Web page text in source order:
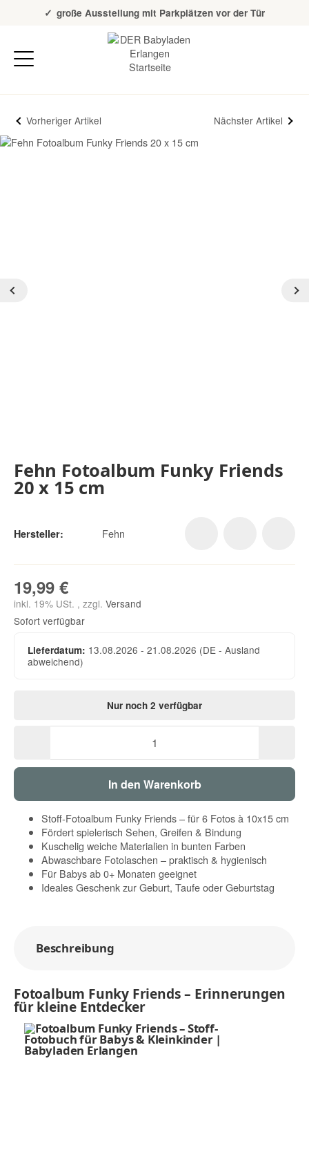
Über 20 Jahre Erfahrung
große Ausstellung mit Parkplätzen vor der Tür
Vorheriger Artikel Nächster Artikel
Fehn Fotoalbum Funky Friends
20 x 15 cm
Hersteller: Fehn
19,99 €
inkl. 19% USt. , zzgl. Versand
Sofort verfügbar
Lieferdatum: 13.08.2026 - 21.08.2026 (DE - Ausland
abweichend)
Nur noch 2 verfügbar
In den Warenkorb
Stoff-Fotoalbum Funky Friends – für 6 Fotos à 10x15 cm
Fördert spielerisch Sehen, Greifen & Bindung
Kuschelig weiche Materialien in bunten Farben
Abwaschbare Fotolaschen – praktisch & hygienisch
Für Babys ab 0+ Monaten geeignet
Ideales Geschenk zur Geburt, Taufe oder Geburtstag
Beschreibung
Fotoalbum Funky Friends – Erinnerungen
für kleine Entdecker